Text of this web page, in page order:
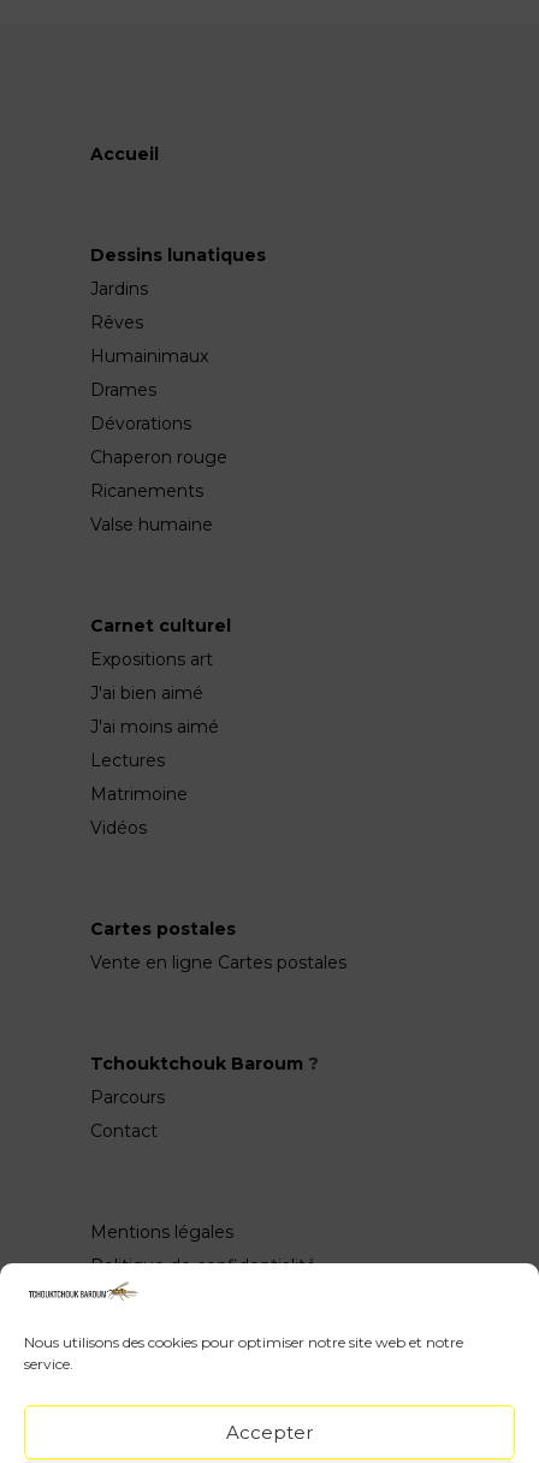
Nous utilisons des cookies pour optimiser notre site web et notre
service.
Accepter
Accueil
Dessins lunatiques
Jardins
Rêves
Humainimaux
Drames
Dévorations
Chaperon rouge
Ricanements
Valse humaine
Carnet culturel
Expositions art
J'ai bien aimé
J'ai moins aimé
Lectures
Matrimoine
Vidéos
Cartes postales
Vente en ligne Cartes postales
Tchouktchouk Baroum ?
Parcours
Contact
Mentions légales
Politique de confidentialité
Wow, vous avez scrollé jusquen bas ♥